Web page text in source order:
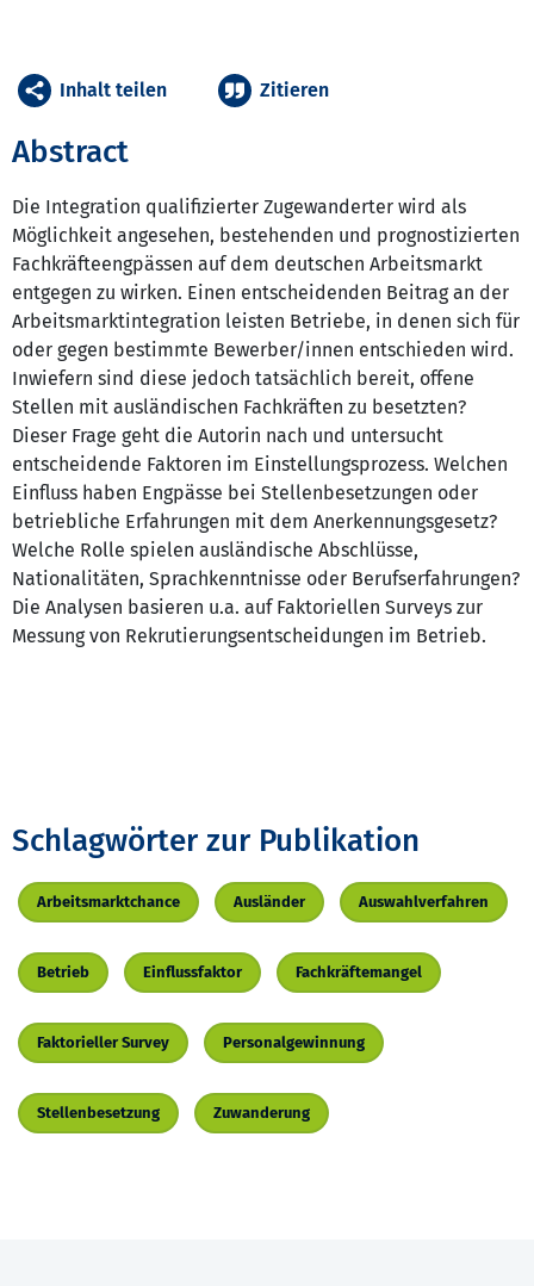
Abstract
Die Integration qualifizierter Zugewanderter wird als
Möglichkeit angesehen, bestehenden und prognostizierten
Fachkräfteengpässen auf dem deutschen Arbeitsmarkt
entgegen zu wirken. Einen entscheidenden Beitrag an der
Arbeitsmarktintegration leisten Betriebe, in denen sich für
oder gegen bestimmte Bewerber/innen entschieden wird.
Inwiefern sind diese jedoch tatsächlich bereit, offene
Stellen mit ausländischen Fachkräften zu besetzten?
Dieser Frage geht die Autorin nach und untersucht
entscheidende Faktoren im Einstellungsprozess. Welchen
Einfluss haben Engpässe bei Stellenbesetzungen oder
betriebliche Erfahrungen mit dem Anerkennungsgesetz?
Welche Rolle spielen ausländische Abschlüsse,
Nationalitäten, Sprachkenntnisse oder Berufserfahrungen?
Die Analysen basieren u.a. auf Faktoriellen Surveys zur
Messung von Rekrutierungsentscheidungen im Betrieb.
Inhalt teilen Zitieren
Schlagwörter zur Publikation
Arbeitsmarktchance Ausländer Auswahlverfahren
Betrieb Einflussfaktor Fachkräftemangel
Faktorieller Survey Personalgewinnung
Stellenbesetzung Zuwanderung